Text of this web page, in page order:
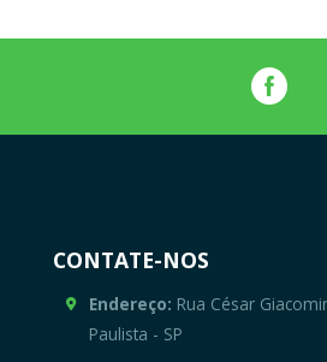
CONTATE-NOS
Endereço: Rua César
Paulista - SP